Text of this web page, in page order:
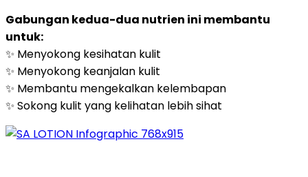
Gabungan kedua-dua nutrien ini membantu
untuk:
✨ Menyokong kesihatan kulit
✨ Menyokong keanjalan kulit
✨ Membantu mengekalkan kelembapan
✨ Sokong kulit yang kelihatan lebih sihat